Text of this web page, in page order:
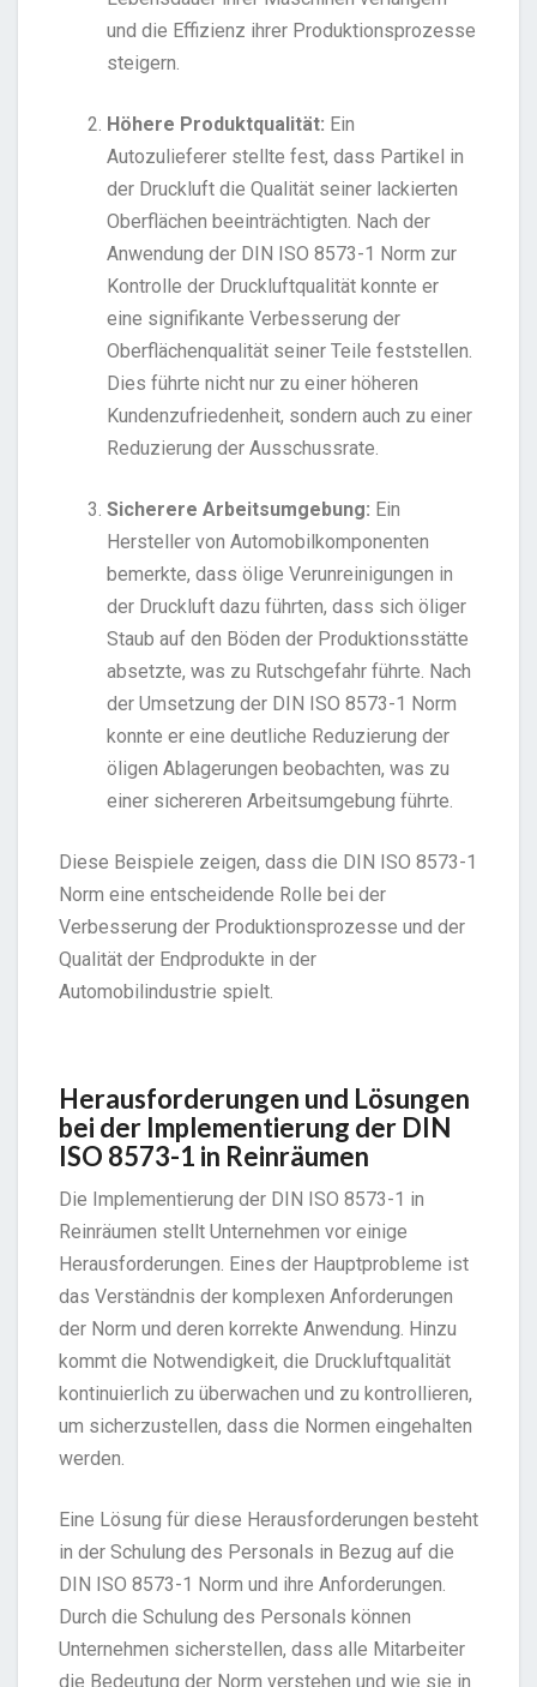
und die Effizienz ihrer Produktionsprozesse
steigern.
Höhere Produktqualität: Ein
Autozulieferer stellte fest, dass Partikel in
der Druckluft die Qualität seiner lackierten
Oberflächen beeinträchtigten. Nach der
Anwendung der DIN ISO 8573-1 Norm zur
Kontrolle der Druckluftqualität konnte er
eine signifikante Verbesserung der
Oberflächenqualität seiner Teile feststellen.
Dies führte nicht nur zu einer höheren
Kundenzufriedenheit, sondern auch zu einer
Reduzierung der Ausschussrate.
Sicherere Arbeitsumgebung: Ein
Hersteller von Automobilkomponenten
bemerkte, dass ölige Verunreinigungen in
der Druckluft dazu führten, dass sich öliger
Staub auf den Böden der Produktionsstätte
absetzte, was zu Rutschgefahr führte. Nach
der Umsetzung der DIN ISO 8573-1 Norm
konnte er eine deutliche Reduzierung der
öligen Ablagerungen beobachten, was zu
einer sichereren Arbeitsumgebung führte.
Diese Beispiele zeigen, dass die DIN ISO 8573-1
Norm eine entscheidende Rolle bei der
Verbesserung der Produktionsprozesse und der
Qualität der Endprodukte in der
Automobilindustrie spielt.
Herausforderungen und Lösungen
bei der Implementierung der DIN
ISO 8573-1 in Reinräumen
Die Implementierung der DIN ISO 8573-1 in
Reinräumen stellt Unternehmen vor einige
Herausforderungen. Eines der Hauptprobleme ist
das Verständnis der komplexen Anforderungen
der Norm und deren korrekte Anwendung. Hinzu
kommt die Notwendigkeit, die Druckluftqualität
kontinuierlich zu überwachen und zu kontrollieren,
um sicherzustellen, dass die Normen eingehalten
werden.
Eine Lösung für diese Herausforderungen besteht
in der Schulung des Personals in Bezug auf die
DIN ISO 8573-1 Norm und ihre Anforderungen.
Durch die Schulung des Personals können
Unternehmen sicherstellen, dass alle Mitarbeiter
die Bedeutung der Norm verstehen und wie sie in